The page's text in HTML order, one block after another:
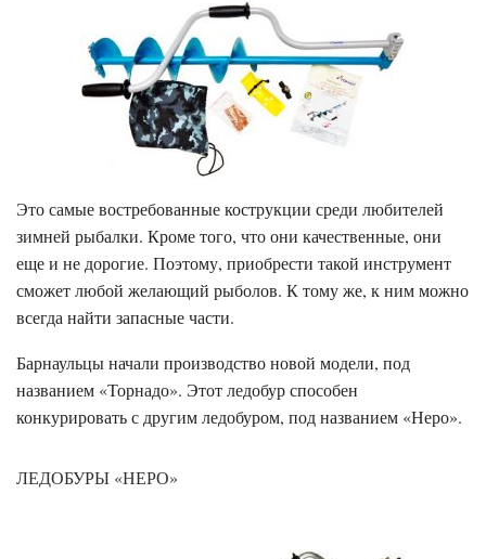
Это самые востребованные кострукции среди любителей
зимней рыбалки. Кроме того, что они качественные, они
еще и не дорогие. Поэтому, приобрести такой инструмент
сможет любой желающий рыболов. К тому же, к ним можно
всегда найти запасные части.
Барнаульцы начали производство новой модели, под
названием «Торнадо». Этот ледобур способен
конкурировать с другим ледобуром, под названием «Неро».
ЛЕДОБУРЫ «НЕРО»